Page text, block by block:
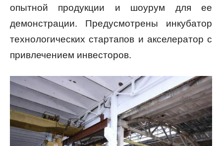
опытной продукции и шоурум для ее
демонстрации. Предусмотрены инкубатор
технологических стартапов и акселератор с
привлечением инвесторов.